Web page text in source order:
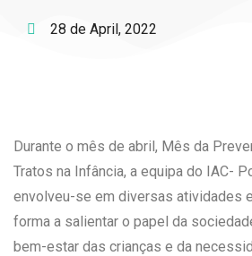
28 de April, 2022
Durante o mês de abril, Mês da
Tratos na Infância, a equipa do IAC-
envolveu-se em diversas atividades
forma a salientar o papel da
bem-estar das crianças e da